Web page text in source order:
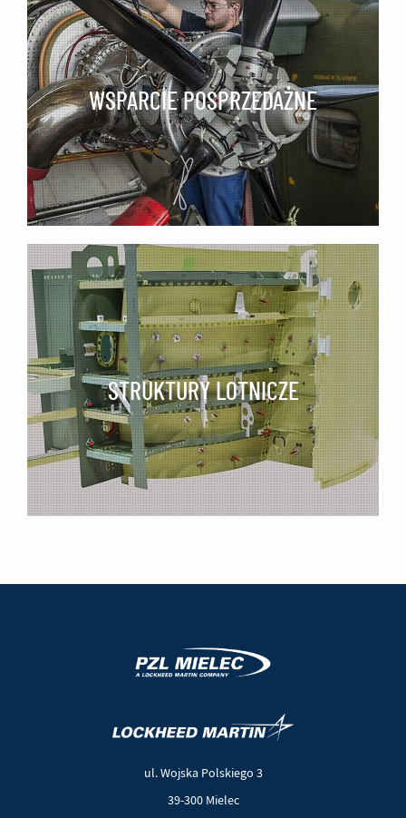
WSPARCIE POSPRZEDAŻNE
STRUKTURY LOTNICZE
ul. Wojska Polskiego 3
39-300 Mielec